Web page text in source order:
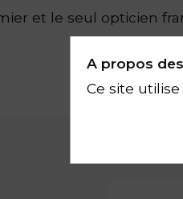
et le seul opticien
A propos
Ce site